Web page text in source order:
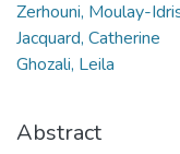
Zerhouni, Moulay-
Jacquard, Catherine
Ghozali, Leila
Abstract